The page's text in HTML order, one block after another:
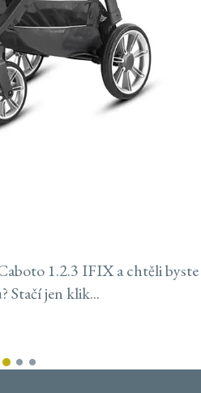
1.2.3 IFIXa chtěli byste
Stačí jen klik...